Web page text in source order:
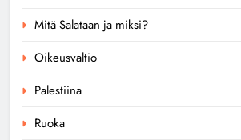
Mitä Salataan ja miksi?
Oikeusvaltio
Palestiina
Ruoka